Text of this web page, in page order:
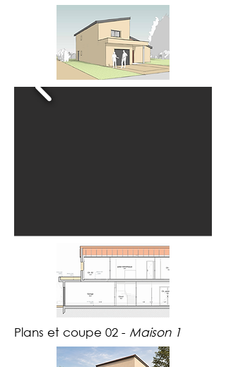
Plans et coupe 02 - Maison 1